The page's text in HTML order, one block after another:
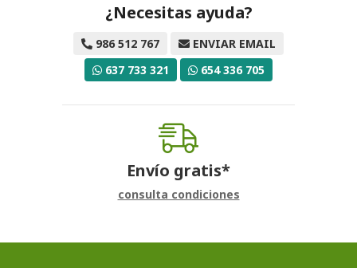
¿Necesitas ayuda?
986 512 767
ENVIAR EMAIL
637 733 321
654 336 705
Envío gratis*
consulta condiciones